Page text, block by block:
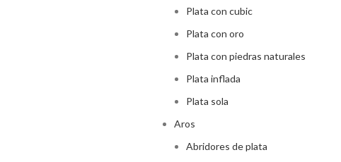
Plata con cubic
Plata con oro
Plata con piedras naturales
Plata inflada
Plata sola
Aros
Abridores de plata